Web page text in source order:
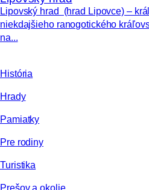
Lipovský hrad (hrad Lipovce) –
niekdajšieho ranogotického
na...
História
Hrady
Pamiatky
Pre rodiny
Turistika
Prešov a okolie